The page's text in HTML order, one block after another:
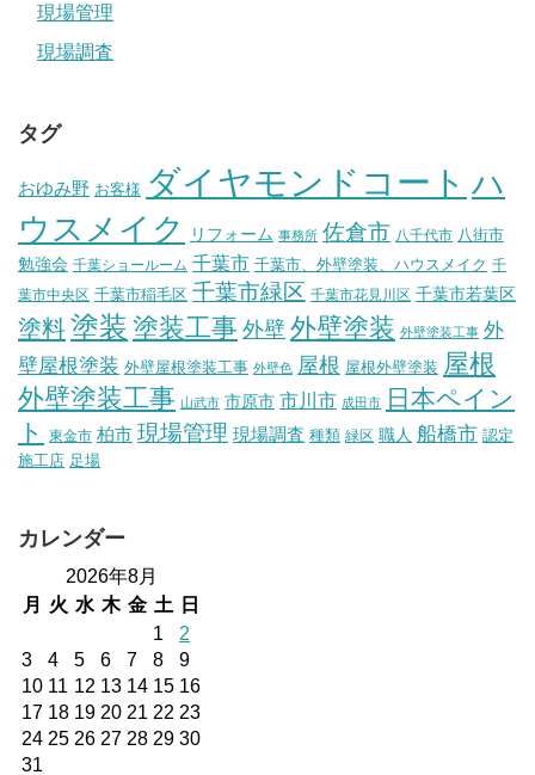
現場管理
現場調査
タグ
おゆみ野 お客様 ダイヤモンドコート ハ
ウスメイク
リフォーム 事務所 佐倉市 八千代市 八街市
勉強会 千葉ショールーム 千葉市 千葉市、外壁塗装、ハウスメイク 千
葉市中央区 千葉市稲毛区 千葉市緑区 千葉市花見川区 千葉市若葉区
塗料塗装 塗装工事 外壁 外壁塗装 外壁塗装工事 外
壁屋根塗装 外壁屋根塗装工事 外壁色 屋根 屋根外壁塗装 屋根
外壁塗装工事 山武市 市原市 市川市 成田市
日本ペイン
ト
東金市 柏市 現場管理 現場調査 種類 緑区 職人 船橋市 認定
施工店 足場
カレンダー
2026年8月
月
火 水 木 金 土
日
1
2
3
4 5 6 7 8
9
10 11 12 13 14 15 16
17 18 19 20 21 22 23
24 25 26 27 28 29 30
31